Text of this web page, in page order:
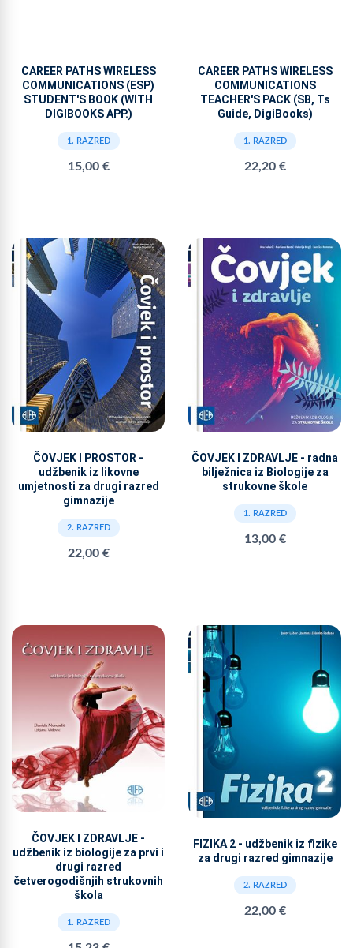
CAREER PATHS WIRELESS
COMMUNICATIONS (ESP)
STUDENT'S BOOK (WITH
DIGIBOOKS APP.)
1. RAZRED
15,00 €
CAREER PATHS WIRELESS
COMMUNICATIONS
TEACHER'S PACK (SB, Ts
Guide, DigiBooks)
1. RAZRED
22,20 €
ČOVJEK I PROSTOR -
udžbenik iz likovne
umjetnosti za drugi razred
gimnazije
2. RAZRED
22,00 €
ČOVJEK I ZDRAVLJE - radna
bilježnica iz Biologije za
strukovne škole
1. RAZRED
13,00 €
ČOVJEK I ZDRAVLJE -
udžbenik iz biologije za prvi i
drugi razred
četverogodišnjih strukovnih
škola
1. RAZRED
FIZIKA 2 - udžbenik iz fizike
za drugi razred gimnazije
2. RAZRED
22,00 €